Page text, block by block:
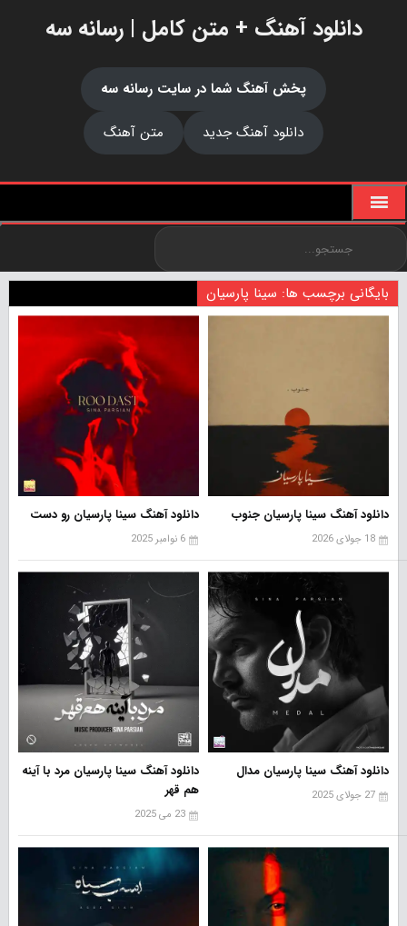
دانلود آهنگ + متن کامل | رسانه سه
پخش آهنگ شما در سایت رسانه سه
دانلود آهنگ جدید
متن آهنگ
بایگانی برچسب ها: سینا پارسیان
دانلود آهنگ سینا پارسیان جنوب
18 جولای 2026
دانلود آهنگ سینا پارسیان رو دست
6 نوامبر 2025
دانلود آهنگ سینا پارسیان مدال
27 جولای 2025
دانلود آهنگ سینا پارسیان مرد با آینه
هم قهر
23 می 2025